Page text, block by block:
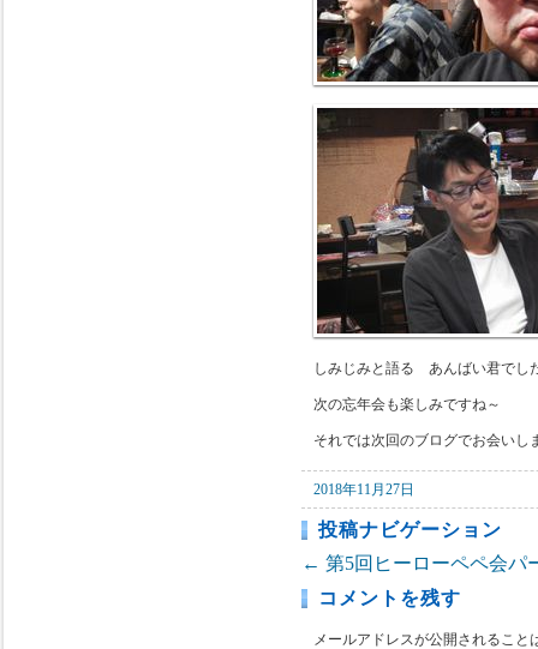
しみじみと語る あんばい君で
次の忘年会も楽しみですね～
それでは次回のブログでお会い
2018年11月27日
投稿ナビゲーション
← 第5回ヒーローペペ会パ
コメントを残す
メールアドレスが公開されること